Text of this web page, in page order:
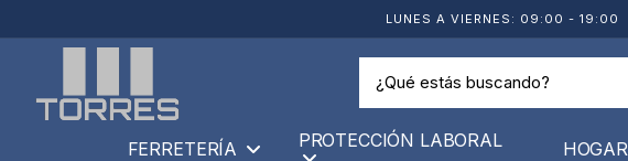
LUNES A VIERNES: 09:00 - 19:00
FERRETERÍA PROTECCIÓN LABORAL HOGAR